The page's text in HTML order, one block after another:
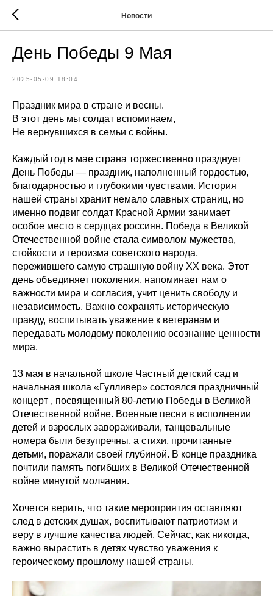
Новости
День Победы 9 Мая
2025-05-09 18:04
Праздник мира в стране и весны.
В этот день мы солдат вспоминаем,
Не вернувшихся в семьи с войны.
Каждый год в мае страна торжественно празднует
День Победы — праздник, наполненный гордостью,
благодарностью и глубокими чувствами. История
нашей страны хранит немало славных страниц, но
именно подвиг солдат Красной Армии занимает
особое место в сердцах россиян. Победа в Великой
Отечественной войне стала символом мужества,
стойкости и героизма советского народа,
пережившего самую страшную войну XX века. Этот
день объединяет поколения, напоминает нам о
важности мира и согласия, учит ценить свободу и
независимость. Важно сохранять историческую
правду, воспитывать уважение к ветеранам и
передавать молодому поколению осознание ценности
мира.
13 мая в начальной школе Частный детский сад и
начальная школа «Гулливер» состоялся праздничный
концерт , посвященный 80-летию Победы в Великой
Отечественной войне. Военные песни в исполнении
детей и взрослых завораживали, танцевальные
номера были безупречны, а стихи, прочитанные
детьми, поражали своей глубиной. В конце праздника
почтили память погибших в Великой Отечественной
войне минутой молчания.
Хочется верить, что такие мероприятия оставляют
след в детских душах, воспитывают патриотизм и
веру в лучшие качества людей. Сейчас, как никогда,
важно вырастить в детях чувство уважения к
героическому прошлому нашей страны.